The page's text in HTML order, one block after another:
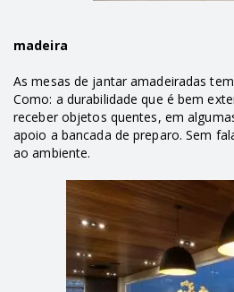
– Mesa de
madeira
As mesas de jantar amadeiradas
Como: a durabilidade que é bem
receber objetos quentes, em
apoio a bancada de preparo. Sem
ao ambiente.